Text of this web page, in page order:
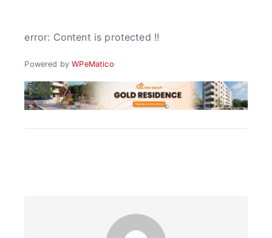
b
j
a
v
error: Content is protected !!
Powered byWPeMatico